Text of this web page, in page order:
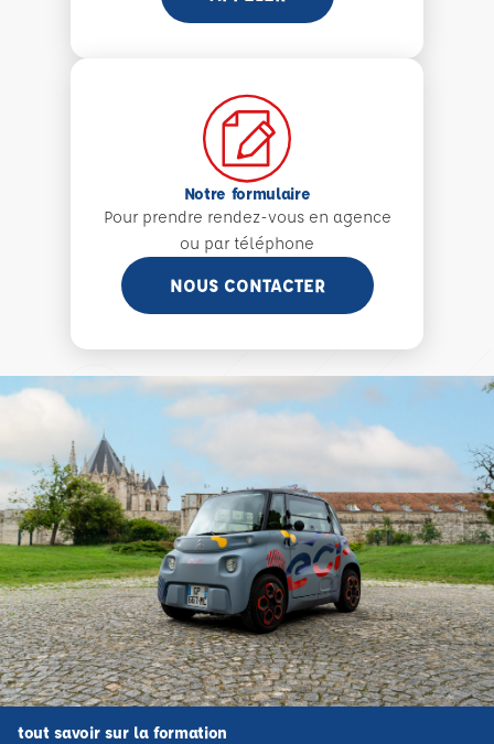
Notre formulaire
Pour prendre rendez-vous en agence
ou par téléphone
NOUS CONTACTER
tout savoir sur la formation